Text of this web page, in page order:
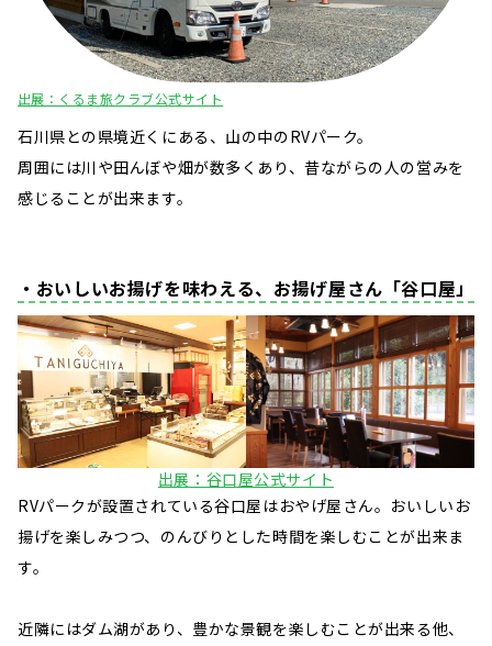
出展：くるま旅クラブ公式サイト
石川県との県境近くにある、山の中のRVパーク。
周囲には川や田んぼや畑が数多くあり、昔ながらの人の営みを
感じることが出来ます。
・おいしいお揚げを味わえる、お揚げ屋さん「谷口屋」
出展：谷口屋公式サイト
RVパークが設置されている谷口屋はおやげ屋さん。おいしいお
揚げを楽しみつつ、のんびりとした時間を楽しむことが出来ま
す。
近隣にはダム湖があり、豊かな景観を楽しむことが出来る他、